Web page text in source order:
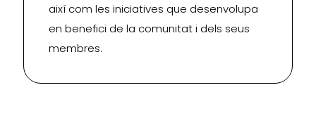
així com les iniciatives que desenvolupa
en benefici de la comunitat i dels seus
membres.